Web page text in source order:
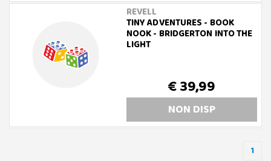
REVELL
TINY ADVENTURES - BOOK
NOOK - BRIDGERTON INTO THE
LIGHT
€ 39,99
NON DISP
1